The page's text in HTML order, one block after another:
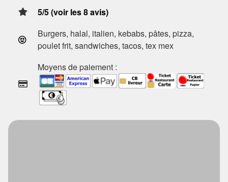
5/5 (voir les 8 avis)
Burgers, halal, italien, kebabs, pâtes, pizza,
poulet frit, sandwiches, tacos, tex mex
Moyens de paiement :